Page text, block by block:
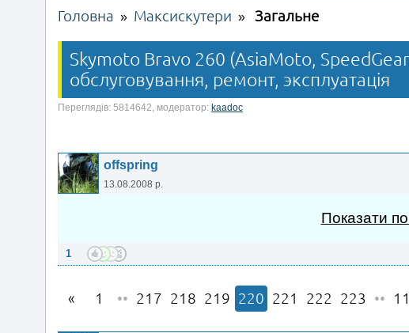
Головна » Максискутери » Загальне
Skymoto Bravo 260 (AsiaMoto,
обслуговування, ремонт, эксплуатація
Переглядів: 5814642, модератор: kaadoc
offspring
13.08.2008 р.
Показати
1
1 •• 217 218 219 220 221 222 223 ••